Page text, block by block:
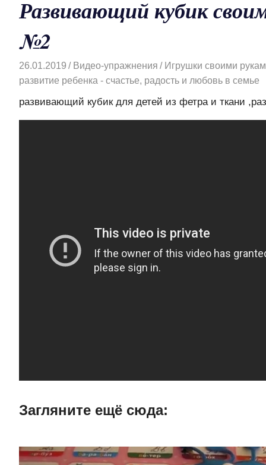
Развивающий кубик
№2
26.01.2019 Видео-упражнения
Игрушки своими
развитие ребенка - счастье, радость и любовь в семье
развивающий кубик для детей из фетра и ткани
Загляните ещë сюда: